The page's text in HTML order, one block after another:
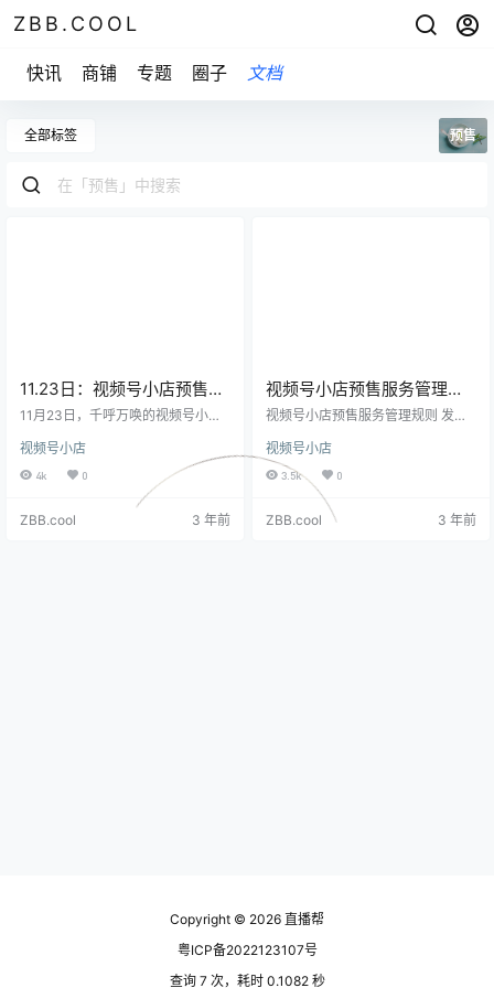
ZBB.COOL
快讯 商铺 专题 圈子 文档
全部标签 预售
11.23日：视频号小店预售功
能已上线！！
11月23日，千呼万唤的视频号小店
售发货的尽快了解； （1）发货时
效：商家按照《视频号橱窗发货管
理规则》中预售商品发货时效的规
定自行设置4-15天。 （2）预售商
品金额：需大于等于50元人民币，
视频号小店
4k 0
ZBB.cool 3 年前
视频号小店预售服务管理规
则
视频号小店预售服务管理规则 发布
期：2022年11月12日 为了加强对预
售服务的管理，保障视频号小店用
户的合法权益，维护平台内预售的
正常运营秩序，腾讯根据现行法律
法规及《微信视频号直播功能使用
视频号小店
3.5k 0
ZBB.cool 3 年前
Copyright © 2026 直播帮
粤ICP备2022123107号
查询 7 次，耗时 0.1082 秒